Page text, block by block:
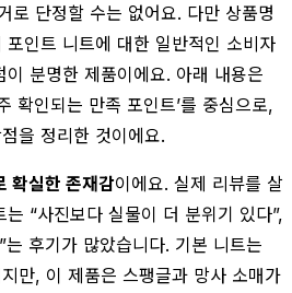
로 단정할 수는 없어요. 다만 상품명
인트 니트에 대한 일반적인 소비자
분명한 제품이에요. 아래 내용은
확인되는 만족 포인트’를 중심으로,
을 정리한 것이에요.
확실한 존재감이에요. 실제 리뷰를 살
“사진보다 실물이 더 분위기 있다”,
는 후기가 많았습니다. 기본 니트는
만, 이 제품은 스팽글과 망사 소매가